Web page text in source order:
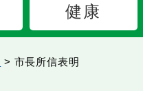
健康
> 市長所信表明